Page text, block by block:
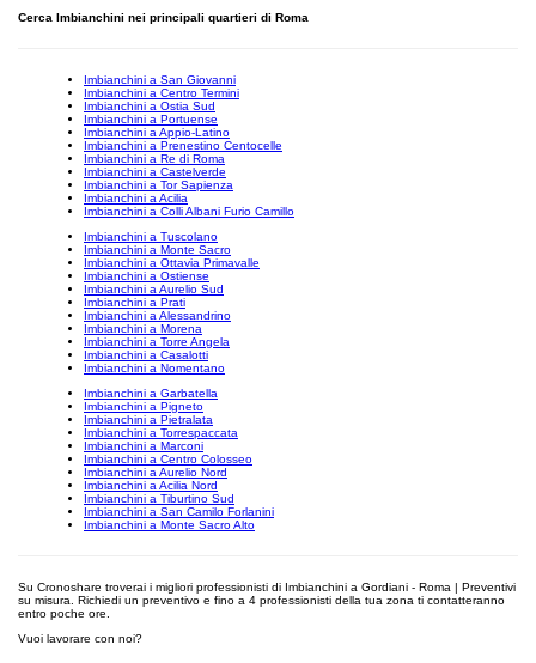
Cerca Imbianchini nei principali quartieri di Roma
Imbianchini a San Giovanni
Imbianchini a Centro Termini
Imbianchini a Ostia Sud
Imbianchini a Portuense
Imbianchini a Appio-Latino
Imbianchini a Prenestino Centocelle
Imbianchini a Re di Roma
Imbianchini a Castelverde
Imbianchini a Tor Sapienza
Imbianchini a Acilia
Imbianchini a Colli Albani Furio Camillo
Imbianchini a Tuscolano
Imbianchini a Monte Sacro
Imbianchini a Ottavia Primavalle
Imbianchini a Ostiense
Imbianchini a Aurelio Sud
Imbianchini a Prati
Imbianchini a Alessandrino
Imbianchini a Morena
Imbianchini a Torre Angela
Imbianchini a Casalotti
Imbianchini a Nomentano
Imbianchini a Garbatella
Imbianchini a Pigneto
Imbianchini a Pietralata
Imbianchini a Torrespaccata
Imbianchini a Marconi
Imbianchini a Centro Colosseo
Imbianchini a Aurelio Nord
Imbianchini a Acilia Nord
Imbianchini a Tiburtino Sud
Imbianchini a San Camilo Forlanini
Imbianchini a Monte Sacro Alto
Su Cronoshare troverai i migliori professionisti di Imbianchini a Gordiani - Roma | Preventivi
su misura. Richiedi un preventivo e fino a 4 professionisti della tua zona ti contatteranno
entro poche ore.
Vuoi lavorare con noi?